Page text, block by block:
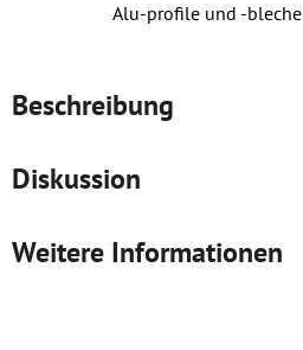
Alu-profile und ‑bleche
Beschreibung
Diskussion
Weitere Informationen